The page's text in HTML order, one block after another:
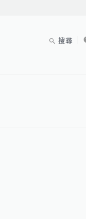
搜尋